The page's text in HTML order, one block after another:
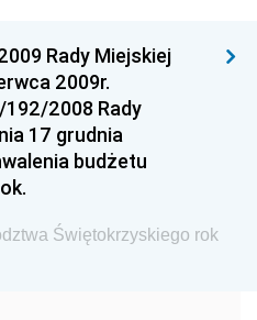
Urzędu Miar
Rolnictwa i Rozwoju Wsi
Edukacji Narodowej i
Edukacji i Nauki
Edukacji Narodowej
Gospodarki Morskiej
Rady Miejskiej
2009r.
192/2008 Rady
17 grudnia
budżetu
Świętokrzyskiego rok